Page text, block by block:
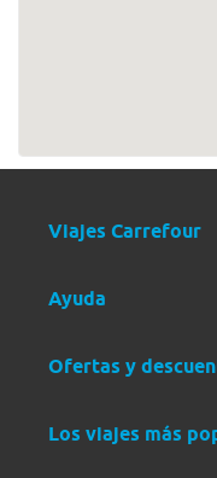
Viajes Carrefour
Ayuda
Ofertas y
Los viajes más